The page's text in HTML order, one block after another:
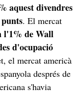
aquest divendres
. El mercat
l'1% de Wall
d'ocupació
el mercat americà
després de
s'havia